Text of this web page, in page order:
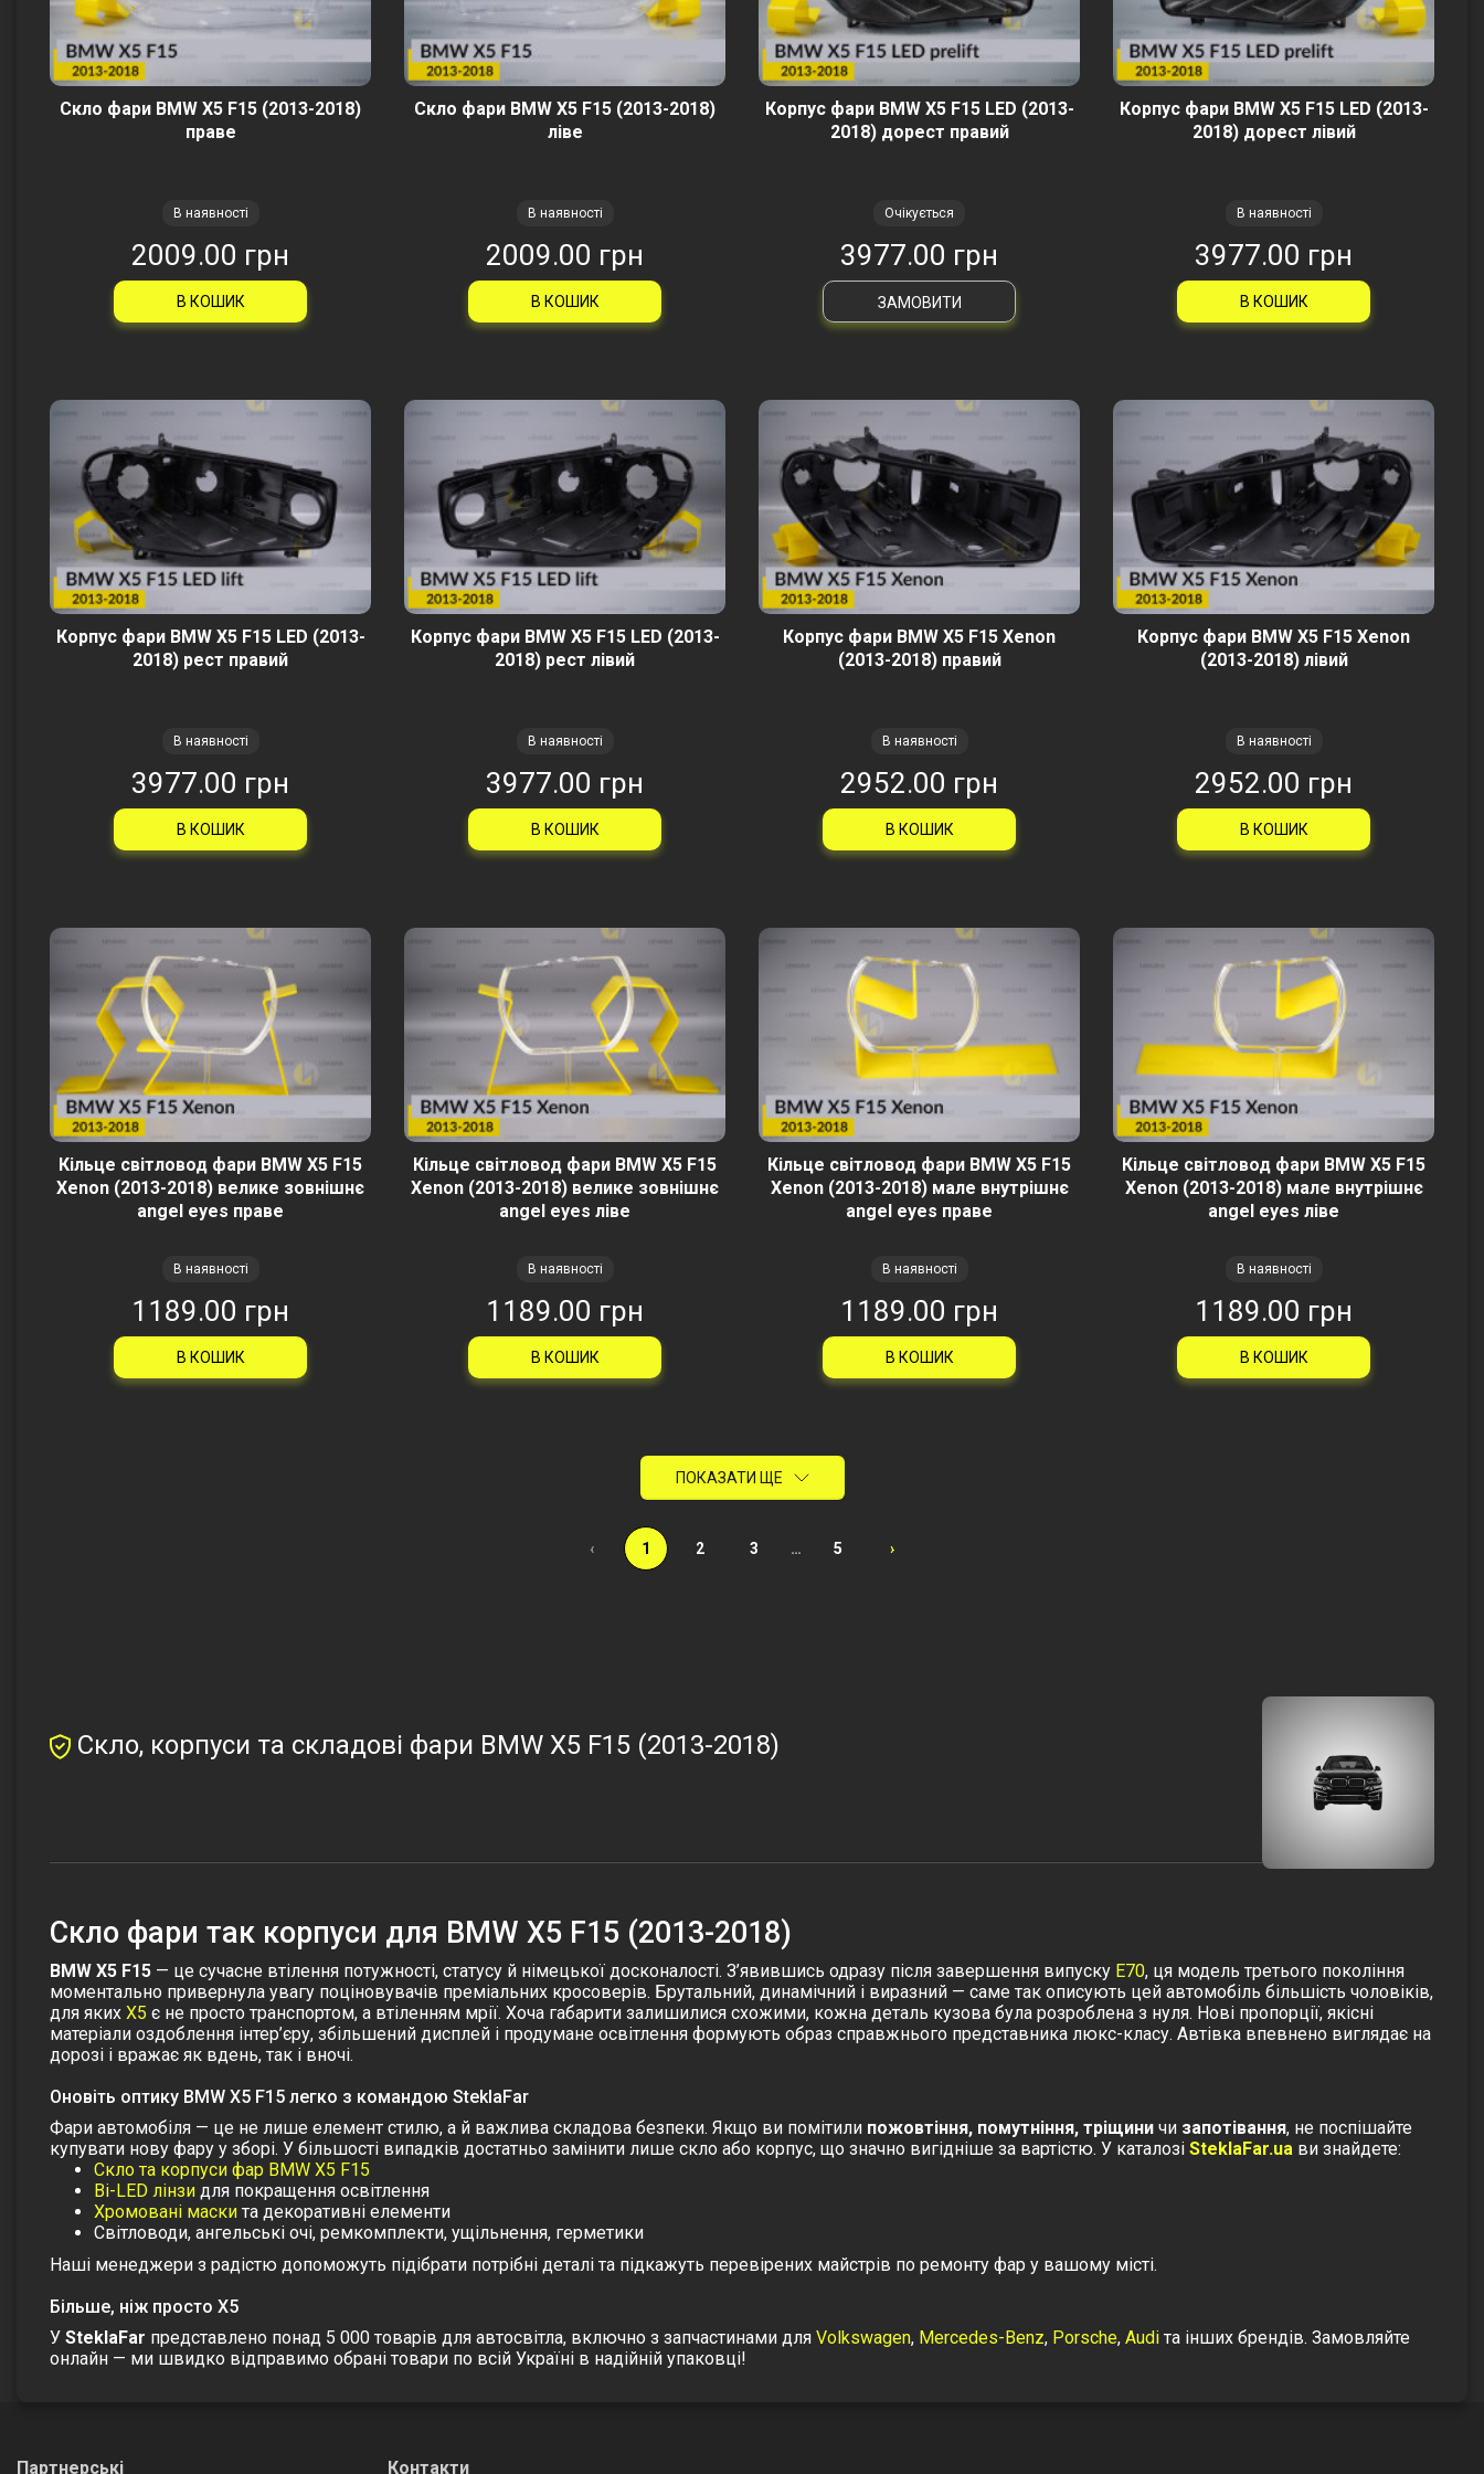
Скло фари BMW X5 F15 (2013-2018)
праве
В наявності
2009.00 грн
В КОШИК
Скло фари BMW X5 F15 (2013-2018)
ліве
В наявності
2009.00 грн
В КОШИК
Корпус фари BMW X5 F15 LED (2013-
2018) дорест правий
Очікується
3977.00 грн
ЗАМОВИТИ
Корпус фари BMW X5 F15 LED (2013-
2018) дорест лівий
В наявності
3977.00 грн
В КОШИК
Корпус фари BMW X5 F15 LED (2013-
2018) рест правий
В наявності
3977.00 грн
В КОШИК
Корпус фари BMW X5 F15 LED (2013-
2018) рест лівий
В наявності
3977.00 грн
В КОШИК
Корпус фари BMW X5 F15 Xenon
(2013-2018) правий
В наявності
2952.00 грн
В КОШИК
Корпус фари BMW X5 F15 Xenon
(2013-2018) лівий
В наявності
2952.00 грн
В КОШИК
Кільце світловод фари BMW X5 F15
Xenon (2013-2018) велике зовнішнє
angel eyes праве
В наявності
1189.00 грн
В КОШИК
Кільце світловод фари BMW X5 F15
Xenon (2013-2018) велике зовнішнє
angel eyes ліве
В наявності
1189.00 грн
В КОШИК
Кільце світловод фари BMW X5 F15
Xenon (2013-2018) мале внутрішнє
angel eyes праве
В наявності
1189.00 грн
В КОШИК
Кільце світловод фари BMW X5 F15
Xenon (2013-2018) мале внутрішнє
angel eyes ліве
В наявності
1189.00 грн
В КОШИК
ПОКАЗАТИ ЩЕ
‹ 1 2 3 … 5 ›
Скло, корпуси та складові фари BMW X5 F15 (2013-2018)
Скло фари так корпуси для BMW X5 F15 (2013-2018)
BMW X5 F15 — це сучасне втілення потужності, статусу й німецької досконалості. З’явившись одразу після завершення випуску E70, ця модель третього покоління
моментально привернула увагу поціновувачів преміальних кросоверів. Брутальний, динамічний і виразний — саме так описують цей автомобіль більшість чоловіків,
для яких X5 є не просто транспортом, а втіленням мрії. Хоча габарити залишилися схожими, кожна деталь кузова була розроблена з нуля. Нові пропорції, якісні
матеріали оздоблення інтер’єру, збільшений дисплей і продумане освітлення формують образ справжнього представника люкс-класу. Автівка впевнено виглядає на
дорозі і вражає як вдень, так і вночі.
Оновіть оптику BMW X5 F15 легко з командою SteklaFar
Фари автомобіля — це не лише елемент стилю, а й важлива складова безпеки. Якщо ви помітили пожовтіння, помутніння, тріщини чи запотівання, не поспішайте
купувати нову фару у зборі. У більшості випадків достатньо замінити лише скло або корпус, що значно вигідніше за вартістю. У каталозі SteklaFar.ua ви знайдете:
Скло та корпуси фар BMW X5 F15
Bi-LED лінзи для покращення освітлення
Хромовані маски та декоративні елементи
Світловоди, ангельські очі, ремкомплекти, ущільнення, герметики
Наші менеджери з радістю допоможуть підібрати потрібні деталі та підкажуть перевірених майстрів по ремонту фар у вашому місті.
Більше, ніж просто X5
У SteklaFar представлено понад 5 000 товарів для автосвітла, включно з запчастинами для Volkswagen, Mercedes-Benz, Porsche, Audi та інших брендів. Замовляйте
онлайн — ми швидко відправимо обрані товари по всій Україні в надійній упаковці!
Партнерські Контакти